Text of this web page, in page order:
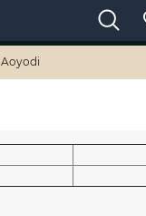
Тільки високі технології!
Aoyodi